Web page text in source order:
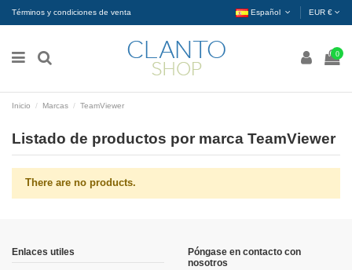
Términos y condiciones de venta Español EUR €
0
Inicio Marcas TeamViewer
Listado de productos por marca TeamViewer
There are no products.
Enlaces utiles
Póngase en contacto con
nosotros